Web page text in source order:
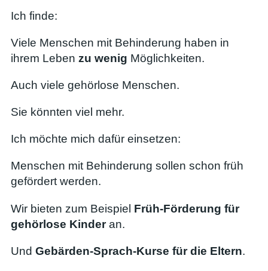
Ich finde:
Viele Menschen mit Behinderung haben in
ihrem Leben zu wenig Möglichkeiten.
Auch viele gehörlose Menschen.
Sie könnten viel mehr.
Ich möchte mich dafür einsetzen:
Menschen mit Behinderung sollen schon früh
gefördert werden.
Wir bieten zum Beispiel Früh-Förderung für
gehörlose Kinderan.
Und Gebärden-Sprach-Kurse für die Eltern.